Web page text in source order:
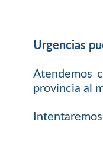
Urgencias
Atendemos
provincia al